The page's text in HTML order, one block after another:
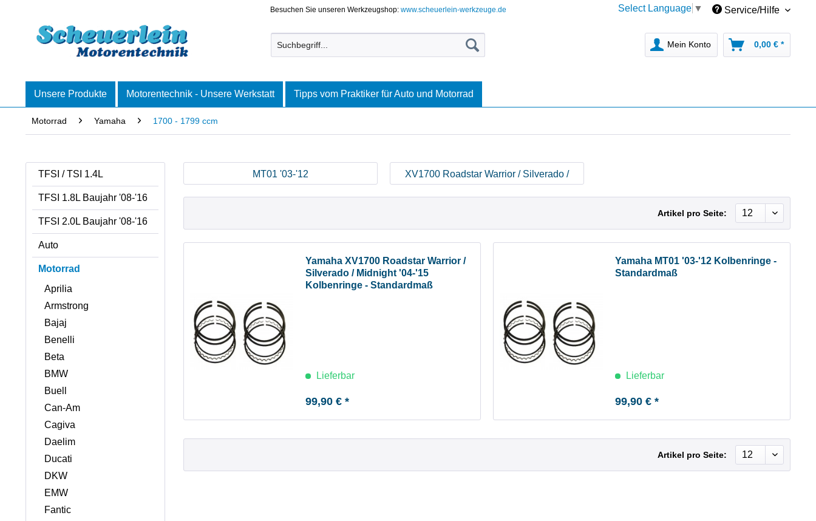
Besuchen Sie unseren Werkzeugshop:www.scheuerlein-werkzeuge.de Select Language ▼ Service/Hilfe
Mein Konto 0,00 € *
Unsere Produkte Motorentechnik - Unsere Werkstatt Tipps vom Praktiker für Auto und Motorrad
Motorrad Yamaha 1700 - 1799 ccm
TFSI / TSI 1.4L
TFSI 1.8L Baujahr '08-'16
TFSI 2.0L Baujahr '08-'16
Auto
Motorrad
Aprilia
Armstrong
Bajaj
Benelli
Beta
BMW
Buell
Can-Am
Cagiva
Daelim
Ducati
DKW
EMW
Fantic
MT01 '03-'12
XV1700 Roadstar Warrior / Silverado /
Midnight '04-'15
Artikel pro Seite:
Yamaha XV1700 Roadstar Warrior /
Silverado / Midnight '04-'15
Kolbenringe - Standardmaß
Lieferbar
99,90 € *
Yamaha MT01 '03-'12 Kolbenringe -
Standardmaß
Lieferbar
99,90 € *
Artikel pro Seite: